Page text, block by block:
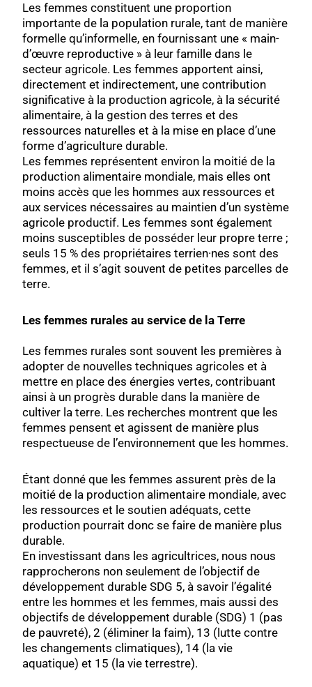
Les femmes constituent une proportion
importante de la population rurale, tant de manière
formelle qu’informelle, en fournissant une « main-
d’œuvre reproductive » à leur famille dans le
secteur agricole. Les femmes apportent ainsi,
directement et indirectement, une contribution
significative à la production agricole, à la sécurité
alimentaire, à la gestion des terres et des
ressources naturelles et à la mise en place d’une
forme d’agriculture durable.
Les femmes représentent environ la moitié de la
production alimentaire mondiale, mais elles ont
moins accès que les hommes aux ressources et
aux services nécessaires au maintien d’un système
agricole productif. Les femmes sont également
moins susceptibles de posséder leur propre terre ;
seuls 15 % des propriétaires terrien·nes sont des
femmes, et il s’agit souvent de petites parcelles de
terre.
Les femmes rurales au service de la Terre
Les femmes rurales sont souvent les premières à
adopter de nouvelles techniques agricoles et à
mettre en place des énergies vertes, contribuant
ainsi à un progrès durable dans la manière de
cultiver la terre. Les recherches montrent que les
femmes pensent et agissent de manière plus
respectueuse de l’environnement que les hommes.
Étant donné que les femmes assurent près de la
moitié de la production alimentaire mondiale, avec
les ressources et le soutien adéquats, cette
production pourrait donc se faire de manière plus
durable.
En investissant dans les agricultrices, nous nous
rapprocherons non seulement de l’objectif de
développement durable SDG 5, à savoir l’égalité
entre les hommes et les femmes, mais aussi des
objectifs de développement durable (SDG) 1 (pas
de pauvreté), 2 (éliminer la faim), 13 (lutte contre
les changements climatiques), 14 (la vie
aquatique) et 15 (la vie terrestre).